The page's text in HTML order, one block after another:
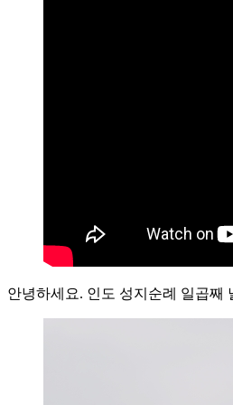
안녕하세요. 인도 성지순례 일곱째